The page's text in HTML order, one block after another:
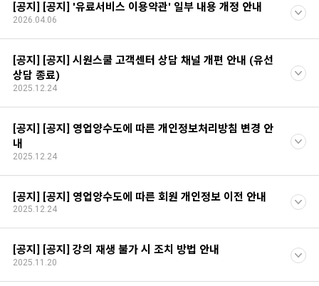
[공지] [공지] '유료서비스 이용약관' 일부 내용 개정 안내
2026.04.06
[공지] [공지] 시원스쿨 고객센터 상담 채널 개편 안내 (유선
상담 종료)
2025.12.24
[공지] [공지] 영업양수도에 따른 개인정보처리방침 변경 안
내
2025.12.24
[공지] [공지] 영업양수도에 따른 회원 개인정보 이전 안내
2025.12.24
[공지] [공지] 강의 재생 불가 시 조치 방법 안내
2025.11.20